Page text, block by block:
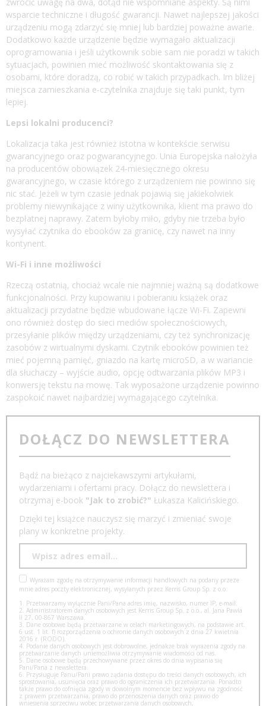
wsparcie techniczne i długość gwarancji. Nawet najlepszej jakości
urządzeniu mogą zdarzyć się mniej lub bardziej poważne awarie.
Dodatkowo każde urządzenie będzie wymagało aktualizacji
oprogramowania i jeśli użytkownik sobie sam nie poradzi w takich
sytuacjach, powinien mieć możliwość skontaktowania się z
osobami, które doradzą, co robić w takich przypadkach. Im bliżej
miejsca zamieszkania e-czytelnika znajduje się taki punkt, tym
lepiej.
Lepsi lokalni producenci?
Lokalizacja taka jest również istotna w kontekście serwisu
gwarancyjnego oraz pogwarancyjnego. Unia Europejska nałożyła
na producentów obowiązek 24-miesięcznego okresu
gwarancyjnego, w czasie którego z urządzeniem nie powinno się
nic stać. Jeżeli w tym czasie jednak pojawią się jakiekolwiek
problemy niewynikające z winy użytkownika, klient ma prawo do
bezpłatnej naprawy. Zatem byłoby miło, gdyby nie trzeba było
wysyłać czytnika do ebooków za granicę, czy nawet na inny
kontynent.
Wi-Fi i inne możliwości
Rzeczą ostatnią, chociaż wcale nie najmniej ważną są dodatkowe
funkcjonalności. Przy kupowaniu i pobieraniu książek oraz
aktualizacji przydatne będzie wbudowane łącze Wi-Fi. Zapewni
ono również dostęp do sieci mediów społecznościowych,
przesyłanie plików między urządzeniami, czy też synchronizację
zasobów z wirtualnymi dyskami. Czytnik ebooków powinien też
mieć pojemną pamięć, gniazdo na kartę microSD, a w wariancie
dla słuchaczy – wyjście audio, opcję odtwarzania plików MP3 i
konwersję tekstu na mowę. Tak wyposażone urządzenie powinno
zaspokoić nawet najbardziej wymagającego czytelnika.
DOŁĄCZ DO NEWSLETTERA
Bądź na bieżąco z najciekawszymi artykułami,
wydarzeniami i ofertami pracy. Dołącz do newslettera i
otrzymaj e-book "Jak to zrobić?" Łukasza Kalicińskiego.
Dzięki tej książce nauczysz się marzyć i zmieniać swoje
plany w konkretne projekty.
Wyrażam zgodę na otrzymywanie informacji handlowych na podany przeze
mnie adres poczty elektronicznej, wysyłanych przez Kerris Group Sp. z o.o.
1. Przetwarzamy wyłącznie Pani/Pana adres imię, nazwisko, numer IP, e-mail.
2. Administratorem danych osobowych jest Kerris Group Sp. z o.o., al. Jana Pawła
II 27, 00-867 Warszawa.
3. Dane osobowe będą przetwarzane w celach marketingowych, na podstawie art.
6 ust. 1 lit. f) rozporządzenia o ochronie danych osobowych z dnia 27 kwietnia
2016 r. (RODO).
4. Podanie danych osobowych jest dobrowolne, jednakże brak wyrażenia zgody na
przetwarzanie danych uniemożliwia otrzymywanie wiadomości od nas.
5. Dane osobowe będą przechowywane przez okres do dnia wypisania się
Pani/Pana z newslettera.
6. Przysługuje Panu/Pani prawo żądania dostępu do treści danych osobowych, ich
sprostowania, usunięcia oraz prawo do ograniczenia ich przetwarzania. Ponadto
także prawo do cofnięcia zgody w dowolnym momencie bez wpływu na zgodność
z prawem przetwarzania, prawo do przenoszenia danych oraz prawo do
wniesienia sprzeciwu wobec przetwarzania danych osobowych,